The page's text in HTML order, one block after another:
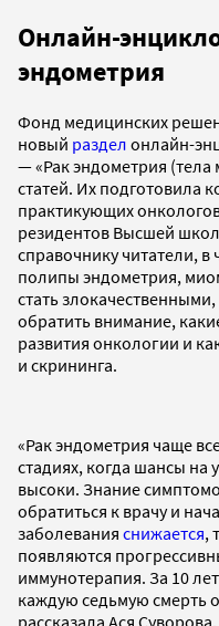
Онлайн-
эндометрия
Фонд медицинских
новый раздел онлайн-
— «Рак эндометрия
статей. Их подготовила
практикующих
резидентов Высшей
справочнику читатели, в
полипы эндометрия,
стать
обратить внимание,
развития онкологии и
и скрининга.
«Рак эндометрия чаще
стадиях, когда шансы на
высоки. Знание
обратиться к врачу и
заболевания снижается,
появляются
иммунотерапия. За 10
каждую седьмую смерть
рассказала Ася